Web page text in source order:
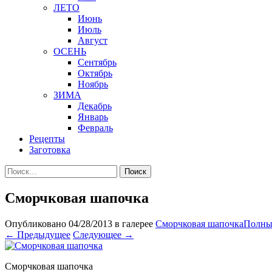
ЛЕТО
Июнь
Июль
Август
ОСЕНЬ
Сентябрь
Октябрь
Ноябрь
ЗИМА
Декабрь
Январь
Февраль
Рецепты
Заготовка
Найти:
Сморчковая шапочка
Опубликовано 04/28/2013 в галерее Сморчковая шапочка
← Предыдущее Следующее →
Сморчковая шапочка